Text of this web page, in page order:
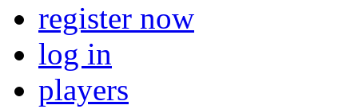
register now
log in
players